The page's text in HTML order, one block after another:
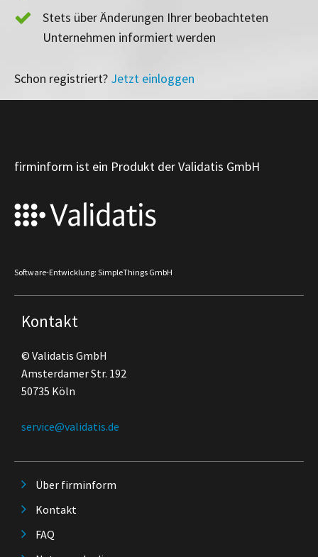
Stets über Änderungen Ihrer beobachteten
Unternehmen informiert werden
Schon registriert? Jetzt einloggen
firminform ist ein Produkt der Validatis GmbH
Software-Entwicklung: SimpleThings GmbH
Kontakt
© Validatis GmbH
Amsterdamer Str. 192
50735 Köln
service@validatis.de
Über firminform
Kontakt
FAQ